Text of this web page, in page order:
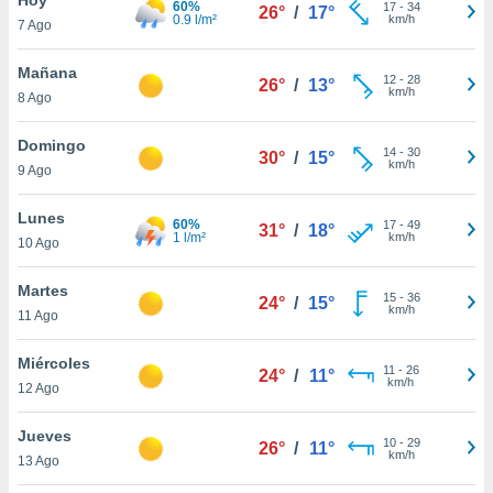
en
más
nuestra
de
cookies
aceptar
7 Ago
60%
0.9 l/m²
26° / 17° 17- 34
km/h
Mañana
8 Ago
26° / 13° 12- 28
km/h
Domingo
9 Ago
30° / 15° 14- 30
km/h
Lunes
10 Ago
60%
1 l/m²
31° / 18° 17- 49
km/h
Martes
11 Ago
24° / 15° 15- 36
km/h
Miércoles
12 Ago
24° / 11° 11 - 26
km/h
Jueves
13 Ago
26° / 11° 10- 29
km/h